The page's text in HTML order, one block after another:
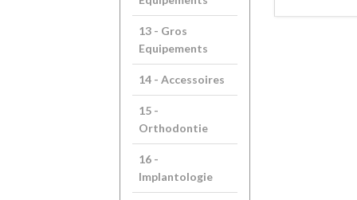
13 - Gros
Equipements
14 - Accessoires
15 -
Orthodontie
16 -
Implantologie